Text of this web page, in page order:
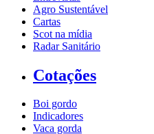
Agro Sustentável
Cartas
Scot na mídia
Radar Sanitário
Cotações
Boi gordo
Indicadores
Vaca gorda